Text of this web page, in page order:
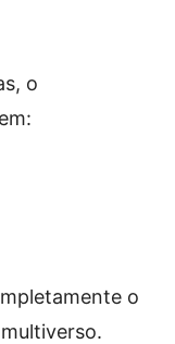
o
o